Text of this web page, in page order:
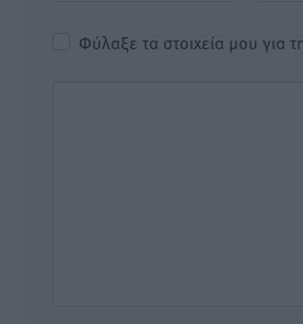
Φύλαξε τα στοιχεία μου για